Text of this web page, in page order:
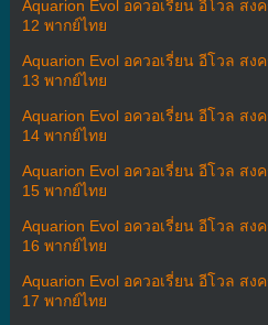
Aquarion Evol อควอเรี่ยน อีโวล ส
12 พากย์ไทย
Aquarion Evol อควอเรี่ยน อีโวล ส
13 พากย์ไทย
Aquarion Evol อควอเรี่ยน อีโวล ส
14 พากย์ไทย
Aquarion Evol อควอเรี่ยน อีโวล ส
15 พากย์ไทย
Aquarion Evol อควอเรี่ยน อีโวล ส
16 พากย์ไทย
Aquarion Evol อควอเรี่ยน อีโวล ส
17 พากย์ไทย